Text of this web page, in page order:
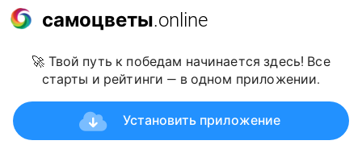
самоцветы.online
🚀 Твой путь к победам начинается здесь! Все
старты и рейтинги — в одном приложении.
Установить приложение